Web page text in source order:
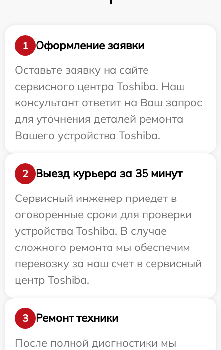
1
Оформление заявки
Оставьте заявку на сайте
сервисного центра Toshiba. Наш
консультант ответит на Ваш запрос
для уточнения деталей ремонта
Вашего устройства Toshiba.
2
Выезд курьера за 35 минут
Сервисный инженер приедет в
оговоренные сроки для проверки
устройства Toshiba. В случае
сложного ремонта мы обеспечим
перевозку за наш счет в сервисный
центр Toshiba.
3
Ремонт техники
После полной диагностики мы